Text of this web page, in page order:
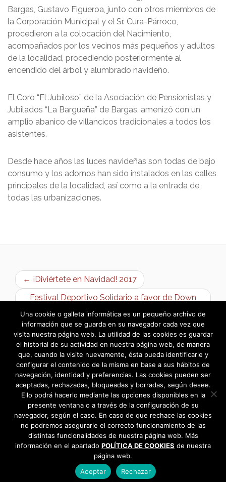
Bargas, Gustavo Figueroa, junto con otros miembros de
la Corporación Municipal y el Sr. Cura-Párroco,
procedieron a la colocación del Nacimiento,
acompañados por los vecinos más pequeños y adultos
de la localidad, procediendo posteriormente al
encendido del árbol y alumbrado navideño.
El Coro “El Jubiloso” de la Asociación de Pensionistas y
Jubilados “La Bargueña” de Bargas, amenizó con un
amplio abanico de villancicos tradicionales a todos los
asistentes.
Desde hace años las luces navideñas son todas de bajo
consumo y los adornos han sido instalados en las calles
principales de la localidad, así como a la entrada de
todas las urbanizaciones.
← ¡Diviértete en Navidad! 2017
Festival Deportivo Solidario a favor de Down
Toledo →
Una cookie o galleta informática es un pequeño archivo de
información que se guarda en su navegador cada vez que
visita nuestra página web. La utilidad de las cookies es guardar
el historial de su actividad en nuestra página web, de manera
que, cuando la visite nuevamente, ésta pueda identificarle y
configurar el contenido de la misma en base a sus hábitos de
navegación, identidad y preferencias. Las cookies pueden ser
aceptadas, rechazadas, bloqueadas y borradas, según desee.
Ello podrá hacerlo mediante las opciones disponibles en la
presente ventana o a través de la configuración de su
navegador, según el caso. En caso de que rechace las cookies
no podremos asegurarle el correcto funcionamiento de las
distintas funcionalidades de nuestra página web. Más
información en el apartado POLÍTICA DE COOKIES de nuestra
página web.
Aceptar
Rechazar